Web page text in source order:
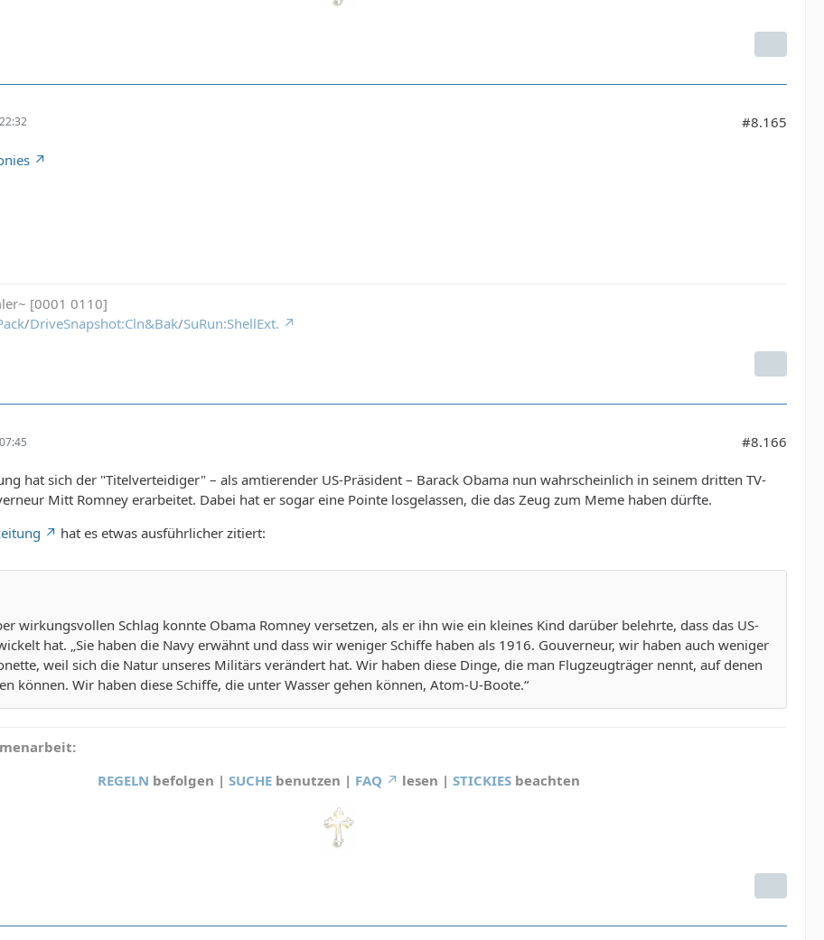
#8.165
[0001 0110]
/DriveSnapshot:Cln&Bak/SuRun:ShellExt.
#8.166
hat sich der "Titelverteidiger" – als amtierender US-Präsident – Barack Obama nun wahrscheinlich in seinem dritten TV-
Mitt Romney erarbeitet. Dabei hat er sogar eine Pointe losgelassen, die das Zeug zum Meme haben dürfte.
hat es etwas ausführlicher zitiert:
wirkungsvollen Schlag konnte Obama Romney versetzen, als er ihn wie ein kleines Kind darüber belehrte, dass das US-
hat. „Sie haben die Navy erwähnt und dass wir weniger Schiffe haben als 1916. Gouverneur, wir haben auch weniger
weil sich die Natur unseres Militärs verändert hat. Wir haben diese Dinge, die man Flugzeugträger nennt, auf denen
können. Wir haben diese Schiffe, die unter Wasser gehen können, Atom-U-Boote.“
REGELN befolgen | SUCHE benutzen | FAQ lesen | STICKIES beachten